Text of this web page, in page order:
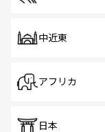
中近東
アフリカ
日本